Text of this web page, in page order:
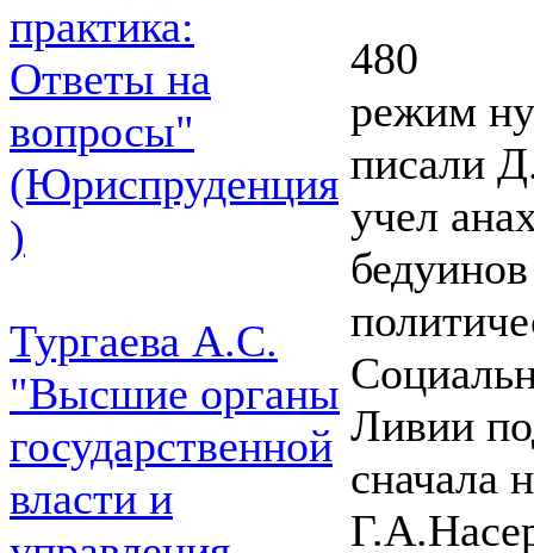
практика:
Ответы на
вопросы"
(Юриспруденция
)
Тургаева А.С.
"Высшие органы
государственной
власти и
480
режим
писали
учел
Ливии
сначала